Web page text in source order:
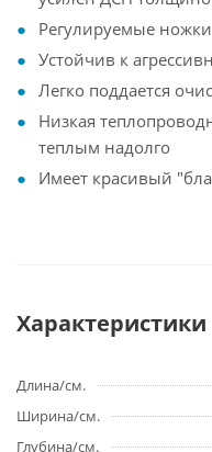
Регулируемые ножки
Устойчив к
Легко поддается
Низкая
теплым надолго
Имеет красивый
Характеристики
Длина/см.
Ширина/см.
Глубина/см.